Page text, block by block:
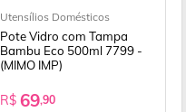
Utensílios Domésticos
Pote Vidro com Tampa
Bambu Eco 500ml 7799 -
(MIMO IMP)
R$ 69,90